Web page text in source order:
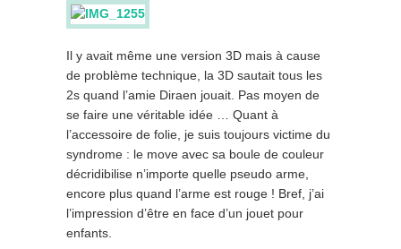
Il y avait même une version 3D mais à cause
de problème technique, la 3D sautait tous les
2s quand l’amie Diraen jouait. Pas moyen de
se faire une véritable idée … Quant à
l’accessoire de folie, je suis toujours victime du
syndrome : le move avec sa boule de couleur
décridibilise n’importe quelle pseudo arme,
encore plus quand l’arme est rouge ! Bref, j’ai
l’impression d’être en face d’un jouet pour
enfants.